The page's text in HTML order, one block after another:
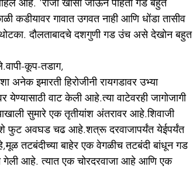
आहे. 'राजा खासा जाऊन पाहता गड बहुत
कडीयावर गावात उगवत नाही आणि धोंडा तासीव
दौलताबादचे दशगुणी गड उंच असे देखोन बहुत
कूप-तडाग,
अनेक इमारती हिरोजीनी रायगडावर उभ्या
वाट केली आहे.त्या वाटेवरही जागोजागी
सुमारे एक तृतीयांश अंतरावर आहे.शिवाजी
फुट अवघड चढ आहे.शत्रू दरवाजापर्यंत येईपर्यंत
तटबंदीच्या बाहेर एक वेगळीच तटबंदी बांधून गड
आहे. त्यात एक चोरदरवाजा आहे आणि एक